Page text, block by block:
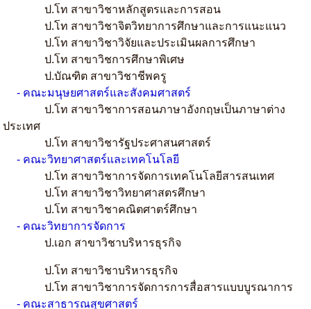
ป.โท สาขาวิชาหลักสูตรและการสอน
ป.โท สาขาวิชาจิตวิทยาการศึกษาและการแนะแนว
ป.โท สาขาวิชาวิจัยและประเมินผลการศึกษา
ป.โท สาขาวิชการศึกษาพิเศษ
ป.บัณฑิต สาขาวิชาชีพครู
- คณะมนุษยศาสตร์และสังคมศาสตร์
ป.โท สาขาวิชาการสอนภาษาอังกฤษเป็นภาษาต่าง
ประเทศ
ป.โท สาขาวิชารัฐประศาสนศาสตร์
- คณะวิทยาศาสตร์และเทคโนโลยี
ป.โท สาขาวิชาการจัดการเทคโนโลยีสารสนเทศ
ป.โท สาขาวิชาวิทยาศาสตรศึกษา
ป.โท สาขาวิชาคณิตศาตร์ศึกษา
- คณะวิทยาการจัดการ
ป.เอก สาขาวิชาบริหารธุรกิจ
ป.โท สาขาวิชาบริหารธุรกิจ
ป.โท สาขาวิชาการจัดการการสื่อสารแบบบูรณาการ
- คณะสาธารณสุขศาสตร์